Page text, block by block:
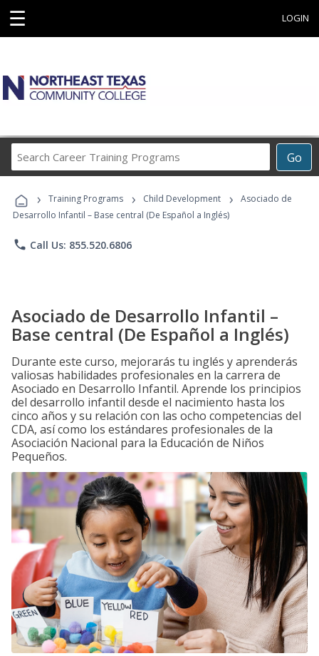
☰ LOGIN
Go
Career
Programs
› Training Programs › Child Development ›
Asociado de
Desarrollo Infantil – Base central (De Español a Inglés)
phone Call Us: 855.520.6806
Asociado de Desarrollo Infantil –
Base central (De Español a Inglés)
Durante este curso, mejorarás tu inglés y aprenderás
valiosas habilidades profesionales en la carrera de
Asociado en Desarrollo Infantil. Aprende los principios
del desarrollo infantil desde el nacimiento hasta los
cinco años y su relación con las ocho competencias del
CDA, así como los estándares profesionales de la
Asociación Nacional para la Educación de Niños
Pequeños.